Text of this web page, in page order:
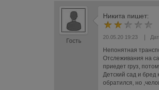
Гость
Никита пишет:
20.05.20 19:23
Непонятная
Отслеживания на
приедет груз,
Детский сад и бред
обратился, но